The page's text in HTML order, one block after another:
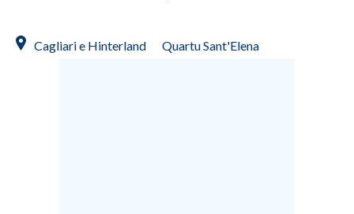
Cagliari e Hinterland Quartu Sant'Elena